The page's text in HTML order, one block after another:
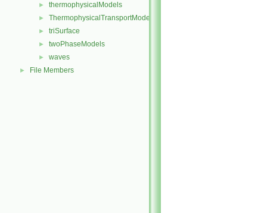
► thermophysicalModels
► ThermophysicalTransportModels
► triSurface
► twoPhaseModels
► waves
► File Members